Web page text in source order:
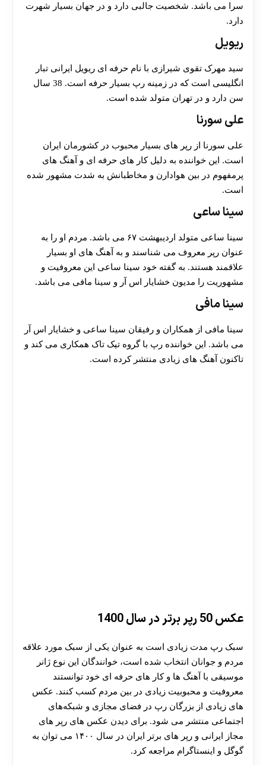
سرا می باشد. شخصیت جالبی دارد و در جهان بسیار شهرت
دارد.
ریویل
سید مهرک تقوی شیرازی با نام حرفه ای ریویل ایرانی تبار
انگلیسی است که در زمینه رپ بسیار حرفه است. 38 سال
سن دارد و در تهران متولد شده است.
علی سورنا
علی سورنا از رپر های بسیار محبوب در کشورمان ایران
است. این خواننده به دلیل کار های حرفه ای و آهنگ های
پرمفهوم در بین هوادارن و مخاطبانش به شدت مشهور شده
است.
سینا ساعی
سینا ساعی متولد اردیبهشت ۶۷ می باشد. مردم او را به
عنوان رپر معروف می شناسند و به آهنگ های او بسیار
علاقمند هستند. به گفته خود سینا ساعی این معروفیت و
مشهوریت را مدیون خشایار اس آر و سینا مافی می باشد.
سینا مافی
سینا مافی از همکاران و رفیقان سینا ساعی و خشایار اس آر
می باشد. این خواننده رپ با گروه تیک تاک همکاری می کند و
تاکنون آهنگ های زیادی منتشر کرده است.
عکس 50 رپر برتر در سال 1400
سبک رپ مدت زیادی است به عنوان یکی از سبک مورد علاقه
مردم و جوانان انتخاب شده است، خوانندگان این نوع ژانر
موسیقی با آهنگ ها و کار های حرفه ای خود توانستند
معروفیت و محبوبیت زیادی در بین مردم کسب کنند. عکس
های زیادی از بزرگان رپ در فضای مجازی و شبکه‌های
اجتماعی منتشر می شود. برای دیدن عکس های رپر های
مجاز ایرانی و رپر های برتر ایران در سال ۱۴۰۰ می توان به
گوگل و اینستاگرام مراجعه کرد.